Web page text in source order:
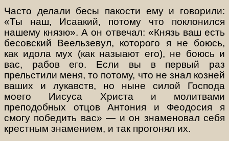
Часто делали бесы пакости ему и говорили:
«Ты наш, Исаакий, потому что поклонился
нашему князю». А он отвечал: «Князь ваш есть
бесовский Веельзевул, которого я не боюсь,
как идола мух (как назыают его), не боюсь и
вас, рабов его. Если вы в первый раз
прельстили меня, то потому, что не знал козней
ваших и лукавств, но ныне силой Господа
моего Иисуса Христа и молитвами
преподобных отцов Антония и Феодосия я
смогу победить вас» — и он знаменовал себя
крестным знамением, и так прогонял их.